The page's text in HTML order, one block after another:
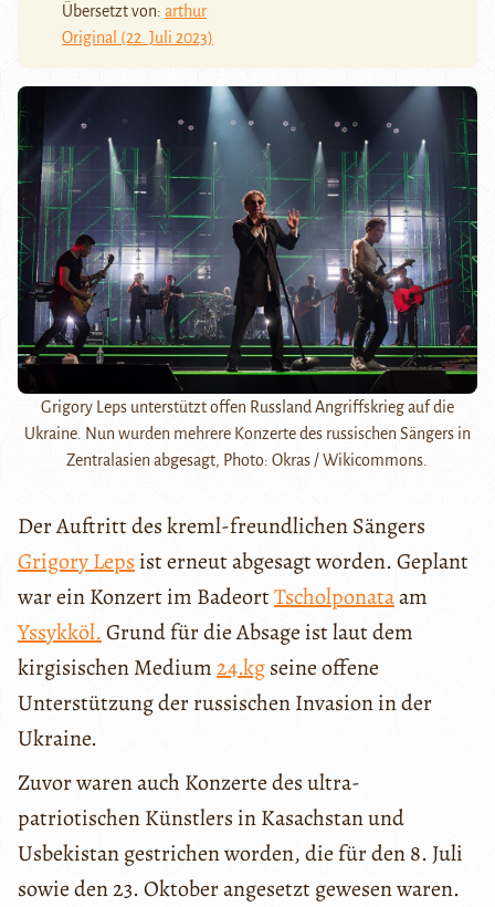
Übersetzt von: arthur
Original (22. Juli 2023)
Grigory Leps unterstützt offen Russland Angriffskrieg auf die
Ukraine. Nun wurden mehrere Konzerte des russischen Sängers in
Zentralasien abgesagt, Photo: Okras / Wikicommons.
Der Auftritt des kreml-freundlichen Sängers
GrigoryLepsist erneut abgesagt worden. Geplant
war ein Konzert im BadeortTscholponataam
Yssykköl.Grund für die Absage ist laut dem
kirgisischen Medium24.kgseine offene
Unterstützung der russischen Invasion in der
Ukraine.
Zuvor waren auch Konzerte des ultra-
patriotischen Künstlers in Kasachstan und
Usbekistan gestrichen worden, die für den 8. Juli
sowie den 23. Oktober angesetzt gewesen waren.